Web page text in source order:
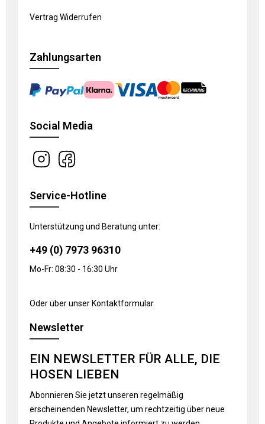
Vertrag Widerrufen
Zahlungsarten
Social Media
Service-Hotline
Unterstützung und Beratung unter:
+49 (0) 7973 96310
Mo-Fr: 08:30 - 16:30 Uhr
Oder über unser Kontaktformular.
Newsletter
EIN NEWSLETTER FÜR ALLE, DIE
HOSEN LIEBEN
Abonnieren Sie jetzt unseren regelmäßig
erscheinenden Newsletter, um rechtzeitig über neue